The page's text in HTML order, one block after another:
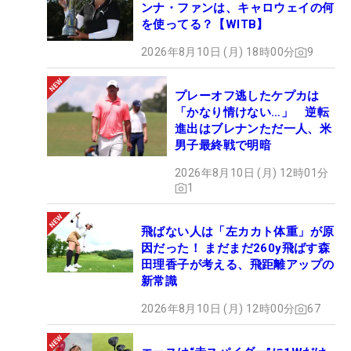
ンナ・ファンは、キャロウェイの何
を使ってる？【WITB】
2026年8月10日 (月) 18時00分 9
プレーオフ逃したケプカは
「かなり情けない…」 逆転
進出はブレナンただ一人、米
男子最終戦で明暗
2026年8月10日 (月) 12時01分
1
飛ばない人は「左カカト体重」が原
因だった！ まだまだ260y飛ばす森
田理香子が考える、飛距離アップの
新常識
2026年8月10日 (月) 12時00分 67